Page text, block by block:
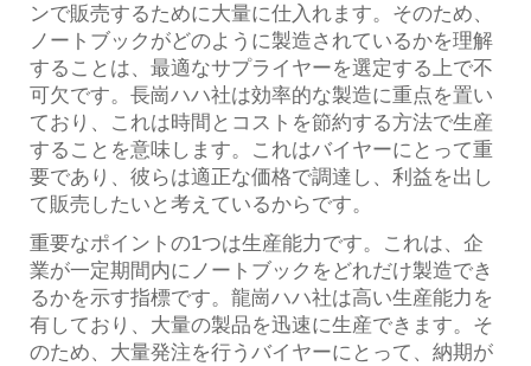
ンで販売するために大量に仕入れます。そのため、
ノートブックがどのように製造されているかを理解
することは、最適なサプライヤーを選定する上で不
可欠です。長崗ハハ社は効率的な製造に重点を置い
ており、これは時間とコストを節約する方法で生産
することを意味します。これはバイヤーにとって重
要であり、彼らは適正な価格で調達し、利益を出し
て販売したいと考えているからです。
重要なポイントの1つは生産能力です。これは、企
業が一定期間内にノートブックをどれだけ製造でき
るかを示す指標です。龍崗ハハ社は高い生産能力を
有しており、大量の製品を迅速に生産できます。そ
のため、大量発注を行うバイヤーにとって、納期が